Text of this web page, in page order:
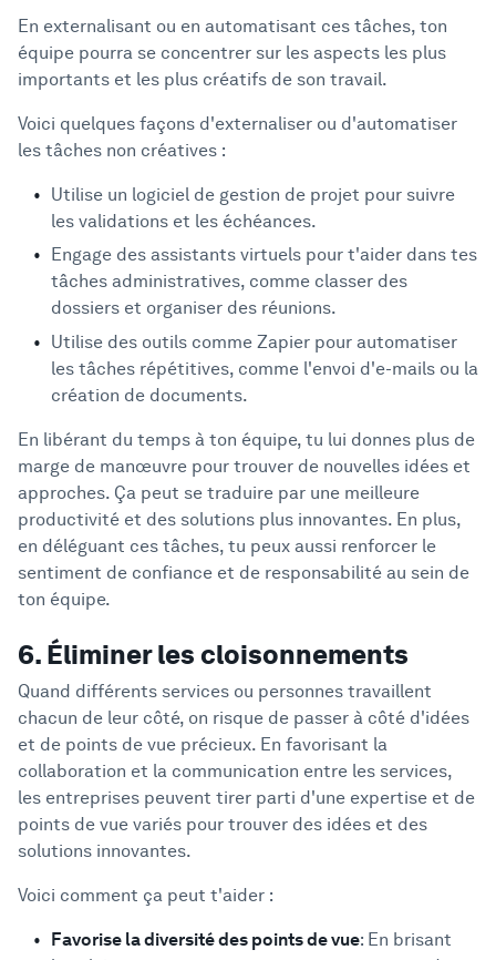
En externalisant ou en automatisant ces tâches, ton
équipe pourra se concentrer sur les aspects les plus
importants et les plus créatifs de son travail.
Voici quelques façons d'externaliser ou d'automatiser
les tâches non créatives :
Utilise un logiciel de gestion de projet pour suivre
les validations et les échéances.
Engage des assistants virtuels pour t'aider dans tes
tâches administratives, comme classer des
dossiers et organiser des réunions.
Utilise des outils comme Zapier pour automatiser
les tâches répétitives, comme l'envoi d'e-mails ou la
création de documents.
En libérant du temps à ton équipe, tu lui donnes plus de
marge de manœuvre pour trouver de nouvelles idées et
approches. Ça peut se traduire par une meilleure
productivité et des solutions plus innovantes. En plus,
en déléguant ces tâches, tu peux aussi renforcer le
sentiment de confiance et de responsabilité au sein de
ton équipe.
6. Éliminer les cloisonnements
Quand différents services ou personnes travaillent
chacun de leur côté, on risque de passer à côté d'idées
et de points de vue précieux. En favorisant la
collaboration et la communication entre les services,
les entreprises peuvent tirer parti d'une expertise et de
points de vue variés pour trouver des idées et des
solutions innovantes.
Voici comment ça peut t'aider :
Favorise la diversité des points de vue: En brisant